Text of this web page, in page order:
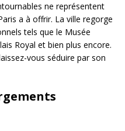
ne représentent
a à offrir. La ville regorge
tels que le Musée
Royal et bien plus encore.
vous séduire par son